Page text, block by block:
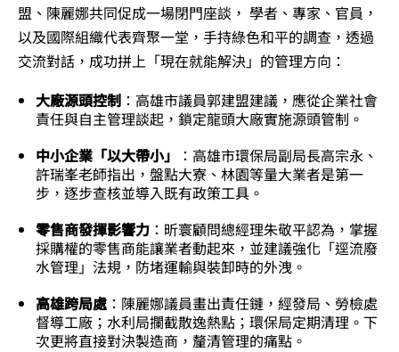
盟、陳麗娜共同促成一場閉門座談， 學者、專家、官員，
以及國際組織代表齊聚一堂，手持綠色和平的調查，透過
交流對話，成功拼上「現在就能解決」的管理方向：
大廠源頭控制 ：高雄市議員郭建盟建議，應從企業社會
責任與自主管理談起，鎖定龍頭大廠實施源頭管制。
中小企業「以大帶小」
：高雄市環保局副局長高宗永、
許瑞峯老師指出，盤點大寮、林園等量大業者是第一
步，逐步查核並導入既有政策工具。
零售商發揮影響力 ：昕寰顧問總經理朱敬平認為，掌握
採購權的零售商能讓業者動起來，並建議強化「逕流廢
水管理」法規，防堵運輸與裝卸時的外洩。
高雄跨局處：陳麗娜議員畫出責任鏈，經發局、勞檢處
督導工廠；水利局攔截散逸熱點；環保局定期清理。下
次更將直接對決製造商，釐清管理的痛點。